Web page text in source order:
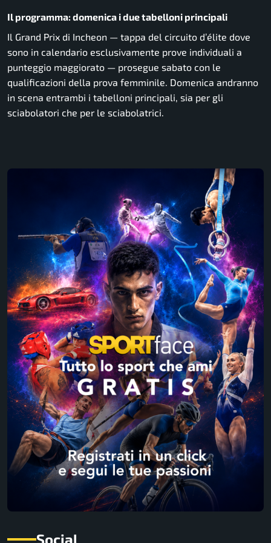
Il programma: domenica i due tabelloni principali
Il Grand Prix di Incheon — tappa del circuito d’élite dove
sono in calendario esclusivamente prove individuali a
punteggio maggiorato — prosegue sabato con le
qualificazioni della prova femminile. Domenica andranno
in scena entrambi i tabelloni principali, sia per gli
sciabolatori che per le sciabolatrici.
Social